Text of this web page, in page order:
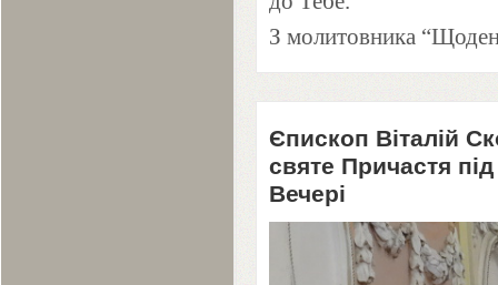
З молитовника
Єпископ Віталій
святе Причастя
Вечері